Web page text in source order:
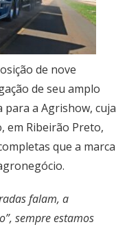
de nove
de seu amplo
para a Agrishow, cuja
em Ribeirão Preto,
que a marca
falam, a
sempre estamos